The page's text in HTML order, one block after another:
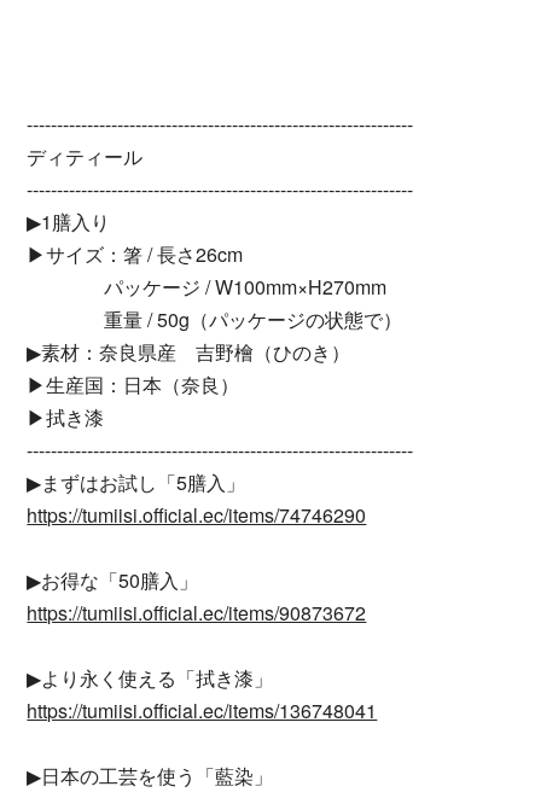
----------------------------------------------------------------
ディティール
----------------------------------------------------------------
▶︎1膳入り
▶︎サイズ：箸 / 長さ26cm
パッケージ / W100mm×H270mm
重量 / 50g（パッケージの状態で）
▶︎素材：奈良県産 吉野檜（ひのき）
▶︎生産国：日本（奈良）
▶︎拭き漆
----------------------------------------------------------------
▶︎まずはお試し「5膳入」
https://tumiisi.official.ec/items/74746290
▶︎お得な「50膳入」
https://tumiisi.official.ec/items/90873672
▶︎より永く使える「拭き漆」
https://tumiisi.official.ec/items/136748041
▶︎日本の工芸を使う「藍染」